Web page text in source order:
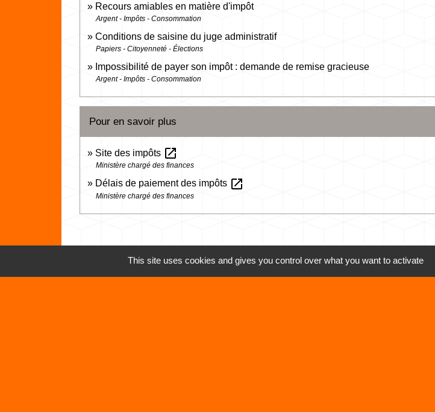
Recours amiables en matière d'impôt
Argent - Impôts - Consommation
Conditions de saisine du juge administratif
Papiers - Citoyenneté - Élections
Impossibilité de payer son impôt : demande de remise gracieuse
Argent - Impôts - Consommation
Pour en savoir plus
Site des impôts open_in_new
Ministère chargé des finances
Délais de paiement des impôts open_in_new
Ministère chargé des finances
This site uses cookies and gives you control over what you want to activate